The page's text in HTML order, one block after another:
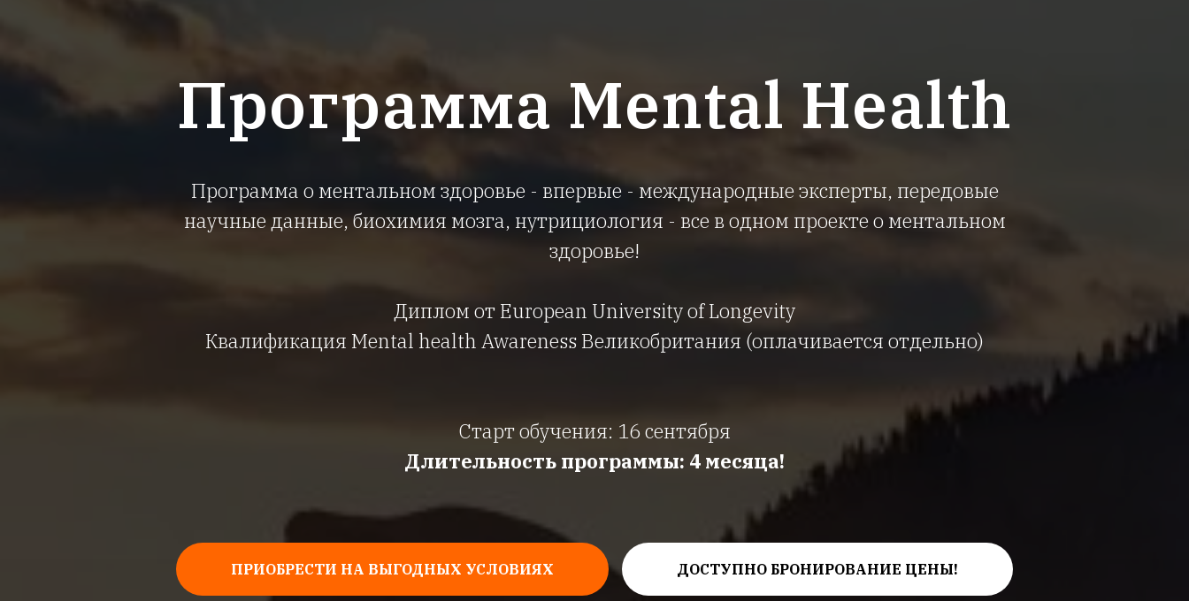
Программа Mental Health
Программа о ментальном здоровье - впервые - международные эксперты, передовые
научные данные, биохимия мозга, нутрициология - все в одном проекте о ментальном
здоровье!
Диплом от European University of Longevity
Квалификация Mental health Awareness Великобритания (оплачивается отдельно)
Старт обучения: 16 сентября
Длительность программы: 4 месяца!
ПРИОБРЕСТИ НА ВЫГОДНЫХ УСЛОВИЯХ ДОСТУПНО БРОНИРОВАНИЕ ЦЕНЫ!